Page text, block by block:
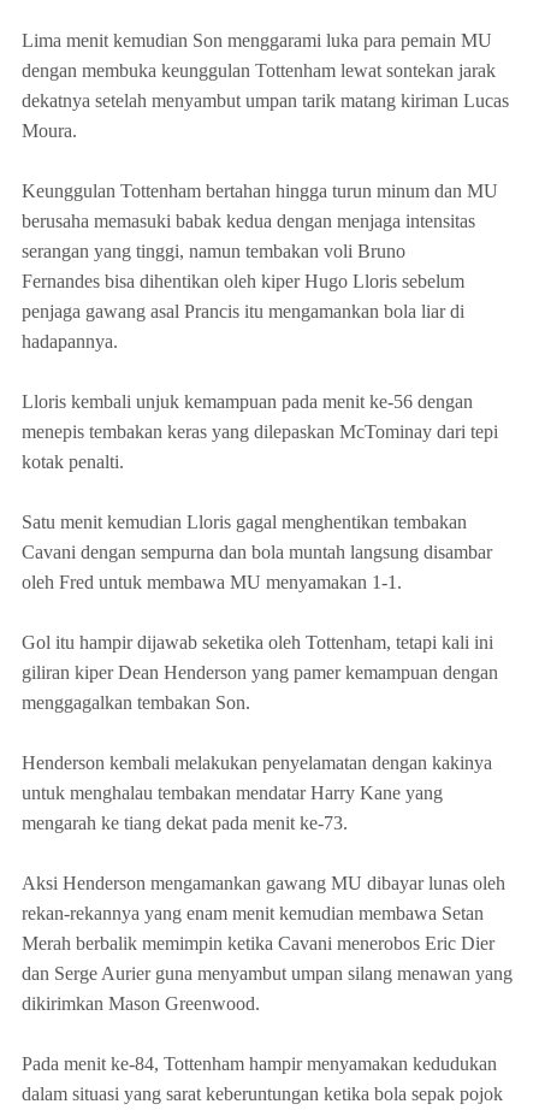
Lima menit kemudian Son menggarami luka para pemain MU
dengan membuka keunggulan Tottenham lewat sontekan jarak
dekatnya setelah menyambut umpan tarik matang kiriman Lucas
Moura.
Keunggulan Tottenham bertahan hingga turun minum dan MU
berusaha memasuki babak kedua dengan menjaga intensitas
serangan yang tinggi, namun tembakan voli Bruno
Fernandes bisa dihentikan oleh kiper Hugo Lloris sebelum
penjaga gawang asal Prancis itu mengamankan bola liar di
hadapannya.
Lloris kembali unjuk kemampuan pada menit ke-56 dengan
menepis tembakan keras yang dilepaskan McTominay dari tepi
kotak penalti.
Satu menit kemudian Lloris gagal menghentikan tembakan
Cavani dengan sempurna dan bola muntah langsung disambar
oleh Fred untuk membawa MU menyamakan 1-1.
Gol itu hampir dijawab seketika oleh Tottenham, tetapi kali ini
giliran kiper Dean Henderson yang pamer kemampuan dengan
menggagalkan tembakan Son.
Henderson kembali melakukan penyelamatan dengan kakinya
untuk menghalau tembakan mendatar Harry Kane yang
mengarah ke tiang dekat pada menit ke-73.
Aksi Henderson mengamankan gawang MU dibayar lunas oleh
rekan-rekannya yang enam menit kemudian membawa Setan
Merah berbalik memimpin ketika Cavani menerobos Eric Dier
dan Serge Aurier guna menyambut umpan silang menawan yang
dikirimkan Mason Greenwood.
Pada menit ke-84, Tottenham hampir menyamakan kedudukan
dalam situasi yang sarat keberuntungan ketika bola sepak pojok